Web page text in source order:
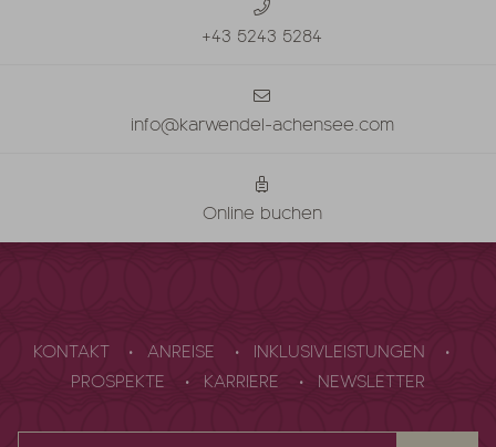
+43 5243 5284
info@karwendel-achensee.com
Online buchen
KONTAKT ANREISE
INKLUSIVLEISTUNGEN
PROSPEKTE
KARRIERE NEWSLETTER